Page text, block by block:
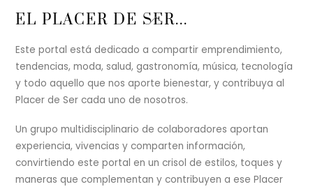
Back
Top
EL PLACER DE SER...
Este portal está dedicado a compartir emprendimiento,
tendencias, moda, salud, gastronomía, música, tecnología
y todo aquello que nos aporte bienestar, y contribuya al
Placer de Ser cada uno de nosotros.
Un grupo multidisciplinario de colaboradores aportan
experiencia, vivencias y comparten información,
convirtiendo este portal en un crisol de estilos, toques y
maneras que complementan y contribuyen a ese Placer